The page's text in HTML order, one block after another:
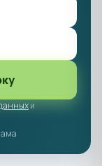
и